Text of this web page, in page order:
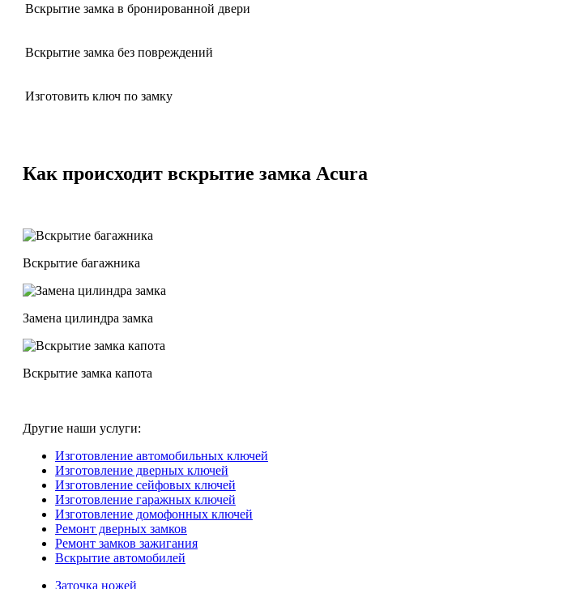
Вскрытие замка в бронированной двери
Вскрытие замка без повреждений
Изготовить ключ по замку
Как происходит вскрытие замка Acura
Вскрытие багажника
Замена цилиндра замка
Вскрытие замка капота
Другие наши услуги:
Изготовление автомобильных ключей
Изготовление дверных ключей
Изготовление сейфовых ключей
Изготовление гаражных ключей
Изготовление домофонных ключей
Ремонт дверных замков
Ремонт замков зажигания
Вскрытие автомобилей
Заточка ножей